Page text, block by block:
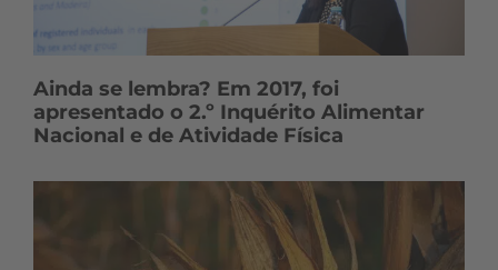
Ainda se lembra? Em 2017, foi
apresentado o 2.º Inquérito Alimentar
Nacional e de Atividade Física